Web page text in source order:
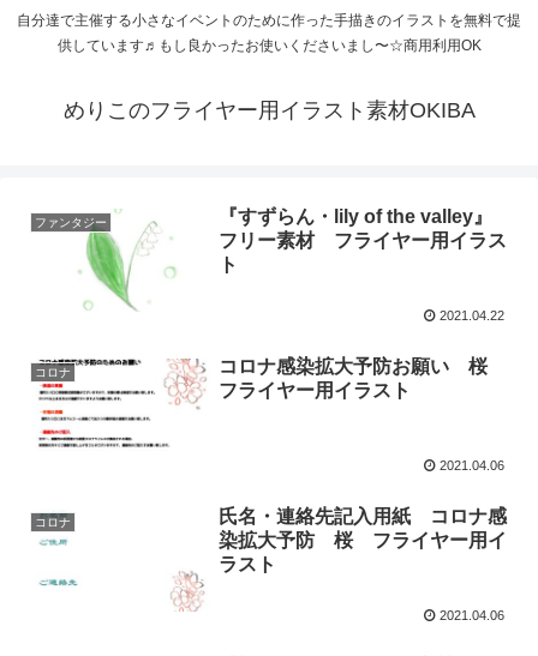
自分達で主催する小さなイベントのために作った手描きのイラストを無料で提
供しています♬もし良かったお使いくださいまし〜☆商用利用OK
めりこのフライヤー用イラスト素材OKIBA
ファンタジー
『すずらん・lily of the valley』
フリー素材 フライヤー用イラス
ト
2021.04.22
コロナ
コロナ感染拡大予防お願い 桜
フライヤー用イラスト
2021.04.06
コロナ
氏名・連絡先記入用紙 コロナ感
染拡大予防 桜 フライヤー用イ
ラスト
2021.04.06